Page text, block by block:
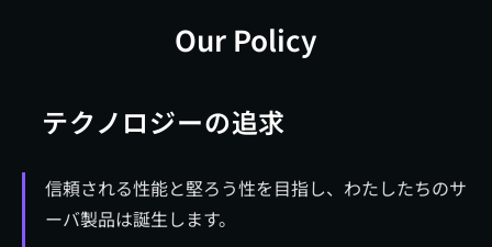
Our Policy
テクノロジーの追求
信頼される性能と堅ろう性を目指し、わたしたちのサ
ーバ製品は誕生します。